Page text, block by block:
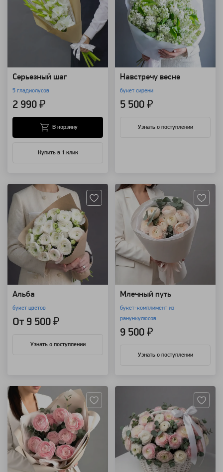
Серьезный шаг
5 гладиолусов
2 990 ₽
Купить в 1 клик
В корзину
Навстречу весне
букет сирени
5 500 ₽
Узнать о поступлении
Альба
букет цветов
От 9 500 ₽
Узнать о поступлении
Млечный путь
букет-комплимент из
ранункулюсов
9 500 ₽
Узнать о поступлении